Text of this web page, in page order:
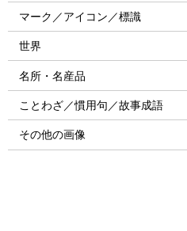
マーク／アイコン／標識
世界
名所・名産品
ことわざ／慣用句／故事成語
その他の画像